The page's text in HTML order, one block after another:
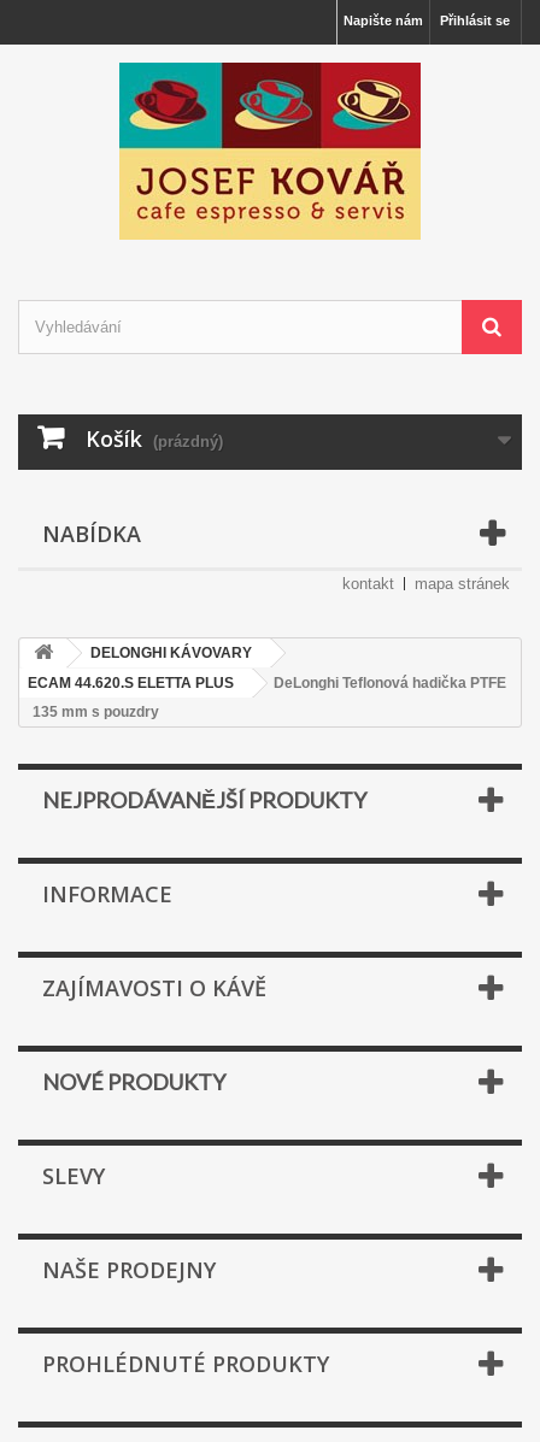
Přihlásit se
Napište nám
Košík (prázdný)
NABÍDKA
kontakt mapa stránek
DELONGHI KÁVOVARY
ECAM 44.620.S ELETTA PLUS
DeLonghi Teflonová hadička PTFE
135 mm s pouzdry
NEJPRODÁVANĚJŠÍ PRODUKTY
INFORMACE
ZAJÍMAVOSTI O KÁVĚ
NOVÉ PRODUKTY
SLEVY
NAŠE PRODEJNY
PROHLÉDNUTÉ PRODUKTY